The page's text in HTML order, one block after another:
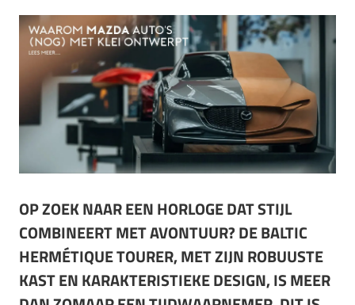
OP ZOEK NAAR EEN HORLOGE DAT STIJL
COMBINEERT MET AVONTUUR? DE BALTIC
HERMÉTIQUE TOURER, MET ZIJN ROBUUSTE
KAST EN KARAKTERISTIEKE DESIGN, IS MEER